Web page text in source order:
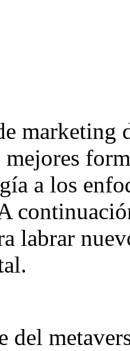
marketing
a los
labrar
del